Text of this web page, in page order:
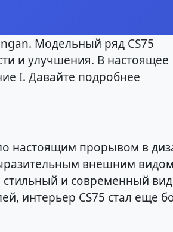
Модельный ряд CS75
и улучшения. В настоящее
I. Давайте подробнее
настоящим прорывом в
внешним
и современный
интерьер CS75 стал еще